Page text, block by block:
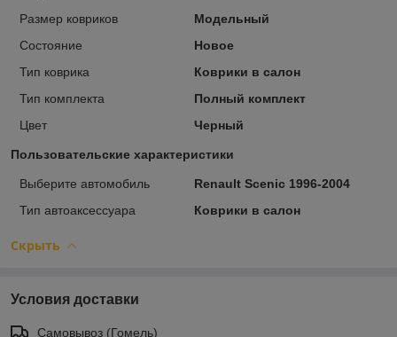
Размер ковриков
Модельный
Состояние
Новое
Тип коврика
Коврики в салон
Тип комплекта
Полный комплект
Цвет
Черный
Пользовательские характеристики
Выберите автомобиль
Renault Scenic 1996-2004
Тип автоаксессуара
Коврики в салон
Скрыть
Условия доставки
Самовывоз (Гомель)